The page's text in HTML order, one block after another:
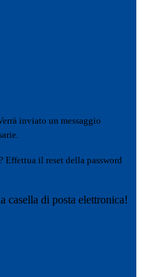
inviato un messaggio
Effettua il reset della password
casella di posta elettronica!